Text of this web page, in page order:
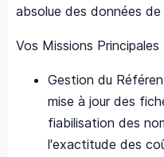
absolue des données de
Vos Missions Principales
Gestion du
mise à jour des
fiabilisation des
l'exactitude des